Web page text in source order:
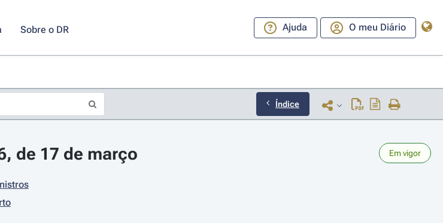
Sobre o DR Ajuda O meu Diário
Índice
de 17 de março Em vigor